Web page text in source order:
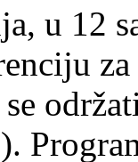
u 12